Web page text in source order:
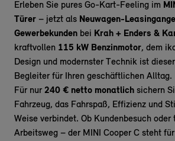
Erleben Sie pures Go-Kart-Feeling im
Türer – jetzt als Neuwagen-
Gewerbekunden bei Krah + Enders &
kraftvollen 115 kW Benzinmotor, dem
Design und modernster Technik ist
Begleiter für Ihren geschäftlichen Alltag.
Für nur 240 € netto monatlich sichern
Fahrzeug, das Fahrspaß, Effizienz und
Weise verbindet. Ob Kundenbesuch oder
Arbeitsweg – der MINI Cooper C steht